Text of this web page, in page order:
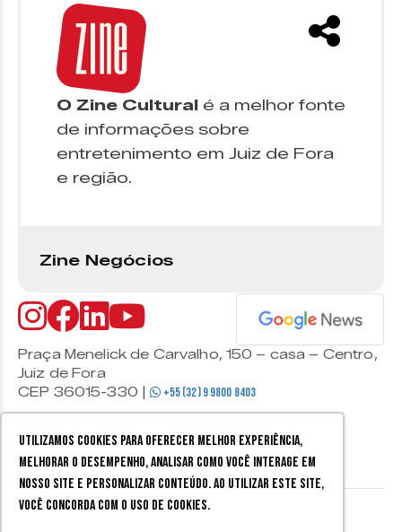
Utilizamos cookies para oferecer melhor experiência,
melhorar o desempenho, analisar como você interage em
nosso site e personalizar conteúdo. Ao utilizar este site,
você concorda com o uso de cookies.
O Zine Cultural é a melhor fonte
de informações sobre
entretenimento em Juiz de Fora
e região.
Zine Negócios
Praça Menelick de Carvalho, 150 – casa – Centro,
Juiz de Fora
CEP 36015-330 |
+55 (32) 9 9800 8403